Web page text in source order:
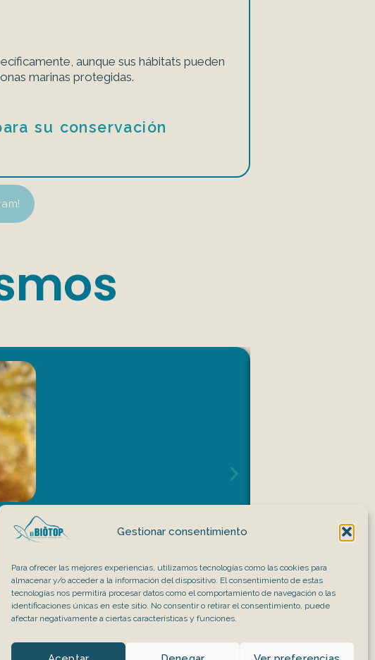
Gestionar consentimiento
Para ofrecer las mejores experiencias, utilizamos tecnologías como las cookies para
almacenar y/o acceder a la información del dispositivo. El consentimiento de estas
tecnologías nos permitirá procesar datos como el comportamiento de navegación o las
identificaciones únicas en este sitio. No consentir o retirar el consentimiento, puede
afectar negativamente a ciertas características y funciones.
aunque sus hábitats pueden
marinas protegidas.
su conservación
Política de Privacidad